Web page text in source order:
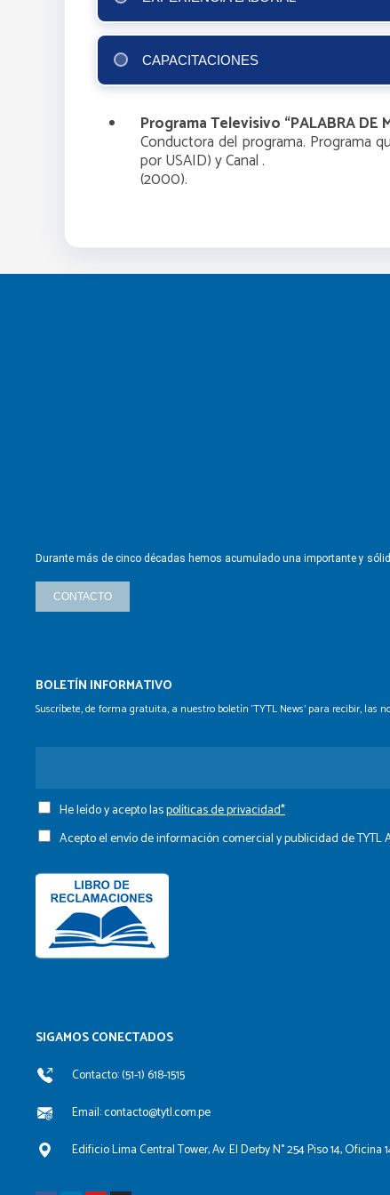
CAPACITACIONES
Programa Televisivo “PALABRA DE
Conductora del programa. Programa
por USAID) y Canal .
(2000).
Durante más de cinco décadas hemos acumulado una importante y
CONTACTO
BOLETÍN INFORMATIVO
Suscríbete, de forma gratuita, a nuestro boletín ‘TYTL News’ para recibir, las
He leído y acepto laspolíticas de privacidad*
Acepto el envío de información comercial y publicidad de TYTL
SIGAMOS CONECTADOS​
Contacto: (51-1) 618-1515
Email: contacto@tytl.com.pe
Edificio Lima Central Tower, Av. El Derby N° 254 Piso 14, Oficina